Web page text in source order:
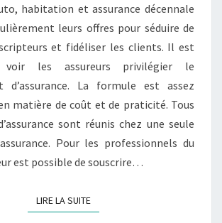
habitation et assurance décennale
leurs offres pour séduire de
et fidéliser les clients. Il est
les assureurs privilégier le
d’assurance. La formule est assez
matière de coût et de praticité. Tous
sont réunis chez une seule
Pour les professionnels du
est possible de souscrire…
LIRE LA SUITELIRE LA SUITE